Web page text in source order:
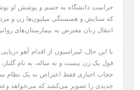
حراست دانشگاه به جسم و پوشش او
که ستایش و همبستگی میلیون‌ها زن و مرد
انتقال زنان معترض به بیمارستان‌های
با این حال، لیبراسیون از اقدام آهو
قول یک زن بیست و نه ساله، به نام
حجاب اجباری فقط اعتراض به یک نظام
جدیدی را تصویر می‌کشد که می‌خواهد